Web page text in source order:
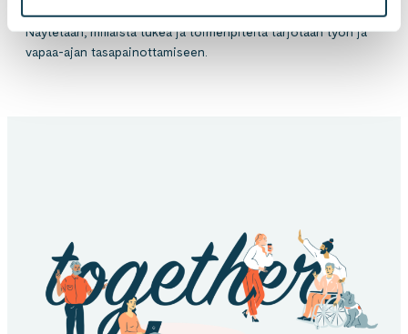
Näytetään, millaista tukea ja toimenpiteitä tarjotaan työn ja
vapaa-ajan tasapainottamiseen.